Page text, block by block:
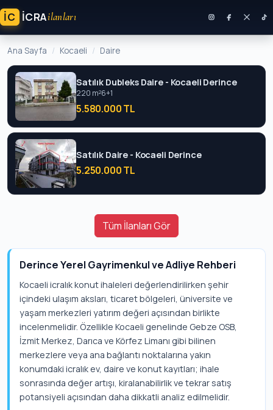
İC ICRAilanları
Ana Sayfa Kocaeli Daire
Satılık Dubleks Daire - Kocaeli Derince
220 m²6+1
5.580.000 TL
Satılık Daire - Kocaeli Derince
5.250.000 TL
Tüm İlanları Gör
Derince Yerel Gayrimenkul ve Adliye Rehberi
Kocaeli icralık konut ihaleleri değerlendirilirken şehir
içindeki ulaşım aksları, ticaret bölgeleri, üniversite ve
yaşam merkezleri yatırım değeri açısından birlikte
incelenmelidir. Özellikle Kocaeli genelinde Gebze OSB,
İzmit Merkez, Darıca ve Körfez Limanı gibi bilinen
merkezlere veya ana bağlantı noktalarına yakın
konumdaki icralık ev, daire ve konut kayıtları; ihale
sonrasında değer artışı, kiralanabilirlik ve tekrar satış
potansiyeli açısından daha dikkatli analiz edilmelidir.